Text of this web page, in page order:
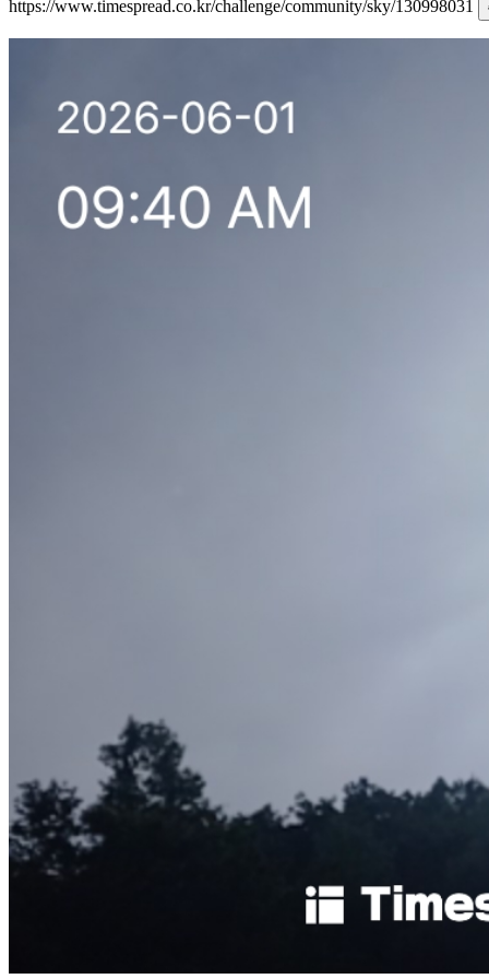
https://www.timespread.co.kr/challenge/community/sky/130998031